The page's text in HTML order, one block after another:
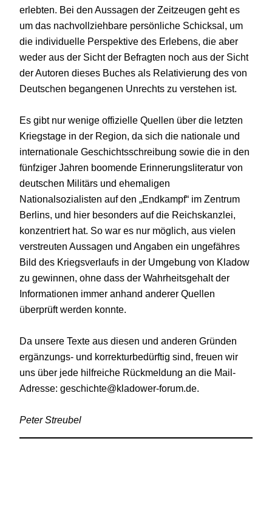
erlebten. Bei den Aussagen der Zeitzeugen geht es
um das nachvollziehbare persönliche Schicksal, um
die individuelle Perspektive des Erlebens, die aber
weder aus der Sicht der Befragten noch aus der Sicht
der Autoren dieses Buches als Relativierung des von
Deutschen begangenen Unrechts zu verstehen ist.
Es gibt nur wenige offizielle Quellen über die letzten
Kriegstage in der Region, da sich die nationale und
internationale Geschichtsschreibung sowie die in den
fünfziger Jahren boomende Erinnerungsliteratur von
deutschen Militärs und ehemaligen
Nationalsozialisten auf den „Endkampf“ im Zentrum
Berlins, und hier besonders auf die Reichskanzlei,
konzentriert hat. So war es nur möglich, aus vielen
verstreuten Aussagen und Angaben ein ungefähres
Bild des Kriegsverlaufs in der Umgebung von Kladow
zu gewinnen, ohne dass der Wahrheitsgehalt der
Informationen immer anhand anderer Quellen
überprüft werden konnte.
Da unsere Texte aus diesen und anderen Gründen
ergänzungs- und korrekturbedürftig sind, freuen wir
uns über jede hilfreiche Rückmeldung an die Mail-
Adresse: geschichte@kladower-forum.de.
Peter Streubel